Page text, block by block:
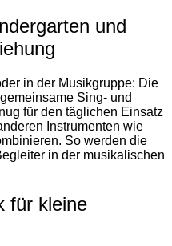
und
in der Musikgruppe: Die
Sing- und
für den täglichen Einsatz
Instrumenten wie
So werden die
in der musikalischen
für kleine